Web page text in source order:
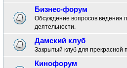
Бизнес-форум
Обсуждение вопросов ведения
деятельности.
Дамский клуб
Закрытый клуб для
Кинофорум